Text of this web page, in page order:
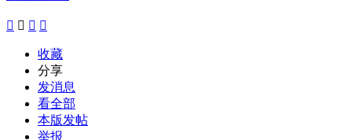
   
收藏
分享
发消息
看全部
本版发帖
举报